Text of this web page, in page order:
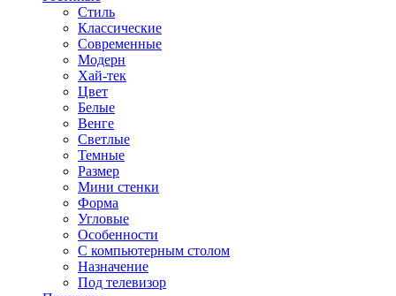
Стиль
Классические
Современные
Модерн
Хай-тек
Цвет
Белые
Венге
Светлые
Темные
Размер
Мини стенки
Форма
Угловые
Особенности
С компьютерным столом
Назначение
Под телевизор